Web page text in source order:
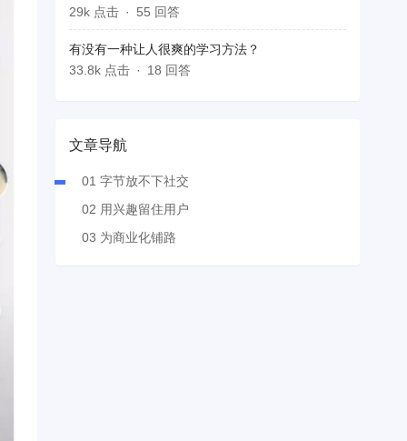
29k 点击
55 回答
有没有一种让人很爽的学习方法？
33.8k 点击
18 回答
文章导航
01 字节放不下社交
02 用兴趣留住用户
03 为商业化铺路